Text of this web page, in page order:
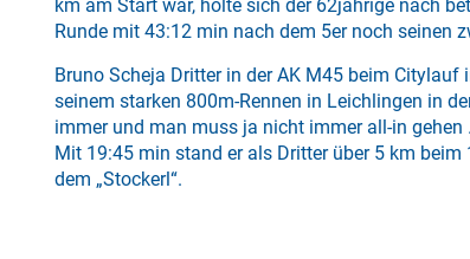
km am Start war, holte sich der 62jährige nach
Runde mit 43:12 min nach dem 5er noch seinen
Bruno Scheja Dritter in der AK M45 beim
seinem starken 800m-Rennen in Leichlingen in
immer und man muss ja nicht immer all-in
Mit 19:45 min stand er als Dritter über 5 km
dem „Stockerl“.